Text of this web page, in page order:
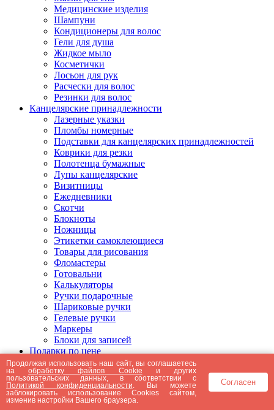
Медицинские изделия
Шампуни
Кондиционеры для волос
Гели для душа
Жидкое мыло
Косметички
Лосьон для рук
Расчески для волос
Резинки для волос
Канцелярские принадлежности
Лазерные указки
Пломбы номерные
Подставки для канцелярских принадлежностей
Коврики для резки
Полотенца бумажные
Лупы канцелярские
Визитницы
Ежедневники
Скотчи
Блокноты
Ножницы
Этикетки самоклеющиеся
Товары для рисования
Фломастеры
Готовальни
Калькуляторы
Ручки подарочные
Шариковые ручки
Гелевые ручки
Маркеры
Блоки для записей
Подарки по цене
Подарки от 5000 рублей
Подарки до 5000 рублей
Подарки до 3000 рублей
Подарки до 2000 рублей
Подарки до 1000 рублей
Продолжая использовать наш сайт, вы соглашаетесь
наобработку файлов Cookie и других
пользовательских данных, в соответствии с
Политикой конфиденциальности . Вы можете
заблокировать использование Cookies сайтом,
изменив настройки Вашего браузера.
Согласен